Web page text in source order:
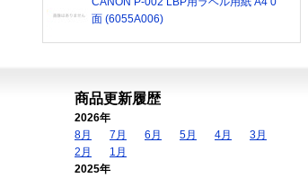
面 (6055A006)
商品更新履歴
2026年
8月
7月 6月 5月 4月
3月
2月
1月
2025年